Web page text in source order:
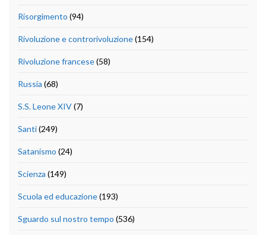
Risorgimento (94)
Rivoluzione e controrivoluzione(154)
Rivoluzione francese(58)
Russia (68)
S.S. Leone XIV(7)
Santi(249)
Satanismo (24)
Scienza (149)
Scuola ed educazione(193)
Sguardo sul nostro tempo (536)